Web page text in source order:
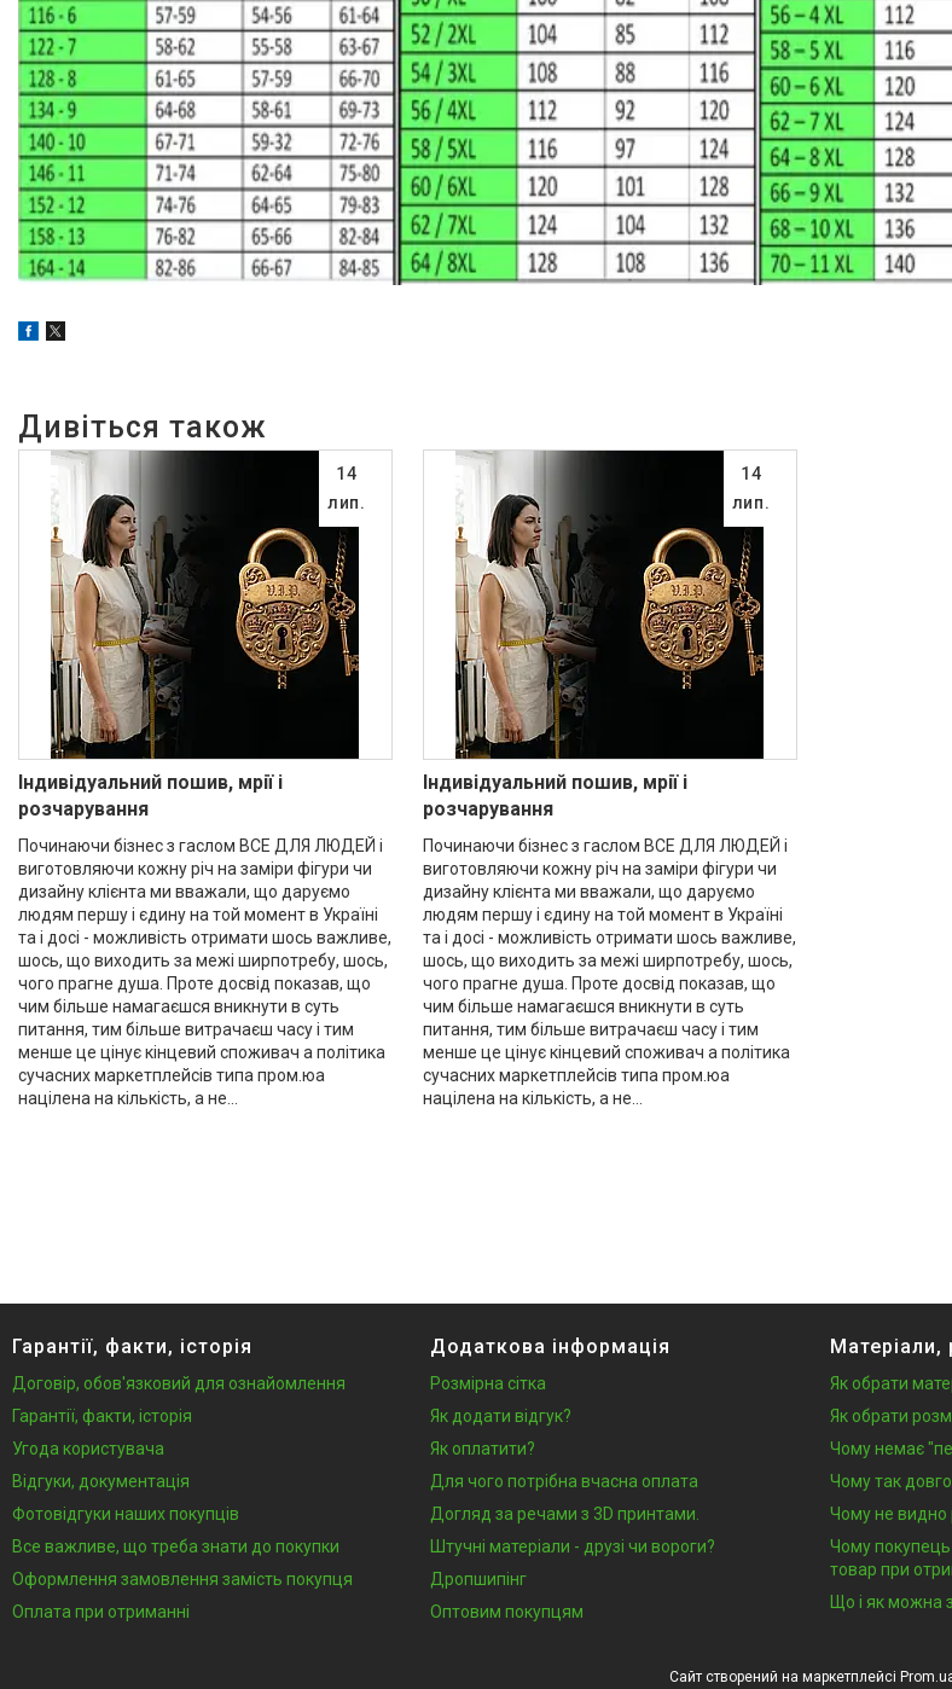
14
лип.
Індивідуальний пошив, мрії і
розчарування
Починаючи бізнес з гаслом ВСЕ ДЛЯ ЛЮДЕЙ і
виготовляючи кожну річ на заміри фігури чи
дизайну клієнта ми вважали, що даруємо
людям першу і єдину на той момент в Україні
та і досі - можливість отримати шось важливе,
шось, що виходить за межі ширпотребу, шось,
чого прагне душа. Проте досвід показав, що
чим більше намагаєшся вникнути в суть
питання, тим більше витрачаєш часу і тим
менше це цінує кінцевий споживач а політика
сучасних маркетплейсів типа пром.юа
націлена на кількість, а не...
14
лип.
Індивідуальний пошив, мрії і
розчарування
Починаючи бізнес з гаслом ВСЕ ДЛЯ ЛЮДЕЙ і
виготовляючи кожну річ на заміри фігури чи
дизайну клієнта ми вважали, що даруємо
людям першу і єдину на той момент в Україні
та і досі - можливість отримати шось важливе,
шось, що виходить за межі ширпотребу, шось,
чого прагне душа. Проте досвід показав, що
чим більше намагаєшся вникнути в суть
питання, тим більше витрачаєш часу і тим
менше це цінує кінцевий споживач а політика
сучасних маркетплейсів типа пром.юа
націлена на кількість, а не...
Гарантії, факти, історія
Договір, обов'язковий для ознайомлення
Гарантії, факти, історія
Угода користувача
Відгуки, документація
Фотовідгуки наших покупців
Все важливе, що треба знати до покупки
Оформлення замовлення замість покупця
Оплата при отриманні
Додаткова інформація
Розмірна сітка
Як додати відгук?
Як оплатити?
Для чого потрібна вчасна оплата
Догляд за речами з 3D принтами.
Штучні матеріали - друзі чи вороги?
Дропшипінг
Оптовим покупцям
Матеріали,
Як обрати
Як обрати
Чому немає
Чому так
Чому не видно
Чому покупець
товар при
Що і як можна
Сайт створений на маркетплейсі